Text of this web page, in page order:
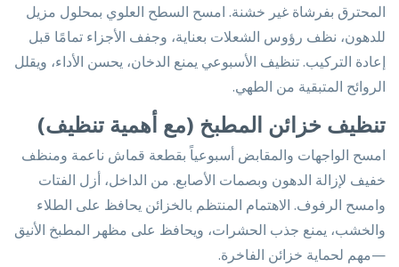
المحترق بفرشاة غير خشنة. امسح السطح العلوي بمحلول مزيل
للدهون، نظف رؤوس الشعلات بعناية، وجفف الأجزاء تمامًا قبل
إعادة التركيب. تنظيف الأسبوعي يمنع الدخان، يحسن الأداء، ويقلل
الروائح المتبقية من الطهي.
تنظيف خزائن المطبخ (مع أهمية تنظيف)
امسح الواجهات والمقابض أسبوعياً بقطعة قماش ناعمة ومنظف
خفيف لإزالة الدهون وبصمات الأصابع. من الداخل، أزل الفتات
وامسح الرفوف. الاهتمام المنتظم بالخزائن يحافظ على الطلاء
والخشب، يمنع جذب الحشرات، ويحافظ على مظهر المطبخ الأنيق
—مهم لحماية خزائن الفاخرة.